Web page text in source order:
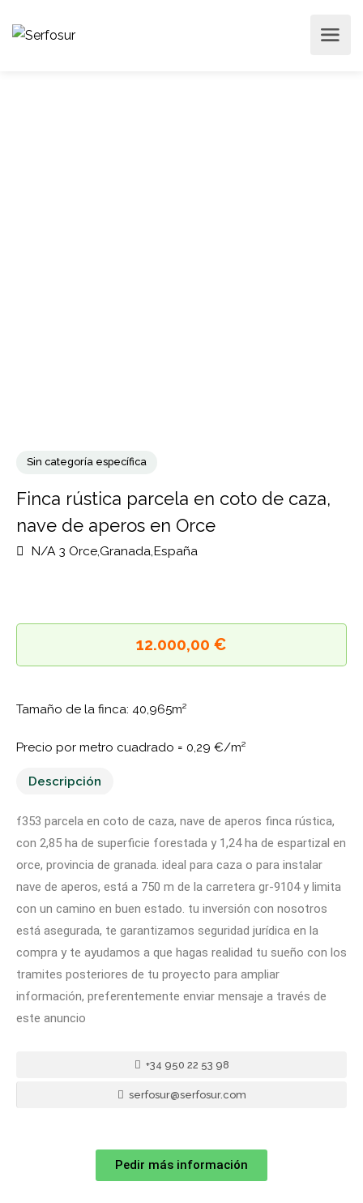
Sin categoría específica
Finca rústica parcela en coto de caza,
12.000,00 €
Tamaño de la finca: 40,965m²
Precio por metro cuadrado = 0,29 €/m²
Descripción
f353 parcela en coto de caza, nave de aperos finca rústica,
con 2,85 ha de superficie forestada y 1,24 ha de espartizal en
orce, provincia de granada. ideal para caza o para instalar
nave de aperos, está a 750 m de la carretera gr-9104 y limita
con un camino en buen estado. tu inversión con nosotros
está asegurada, te garantizamos seguridad jurídica en la
compra y te ayudamos a que hagas realidad tu sueño con los
tramites posteriores de tu proyecto para ampliar
información, preferentemente enviar mensaje a través de
este anuncio
+34 950 22 53 98
serfosur@serfosur.com
Pedir más información